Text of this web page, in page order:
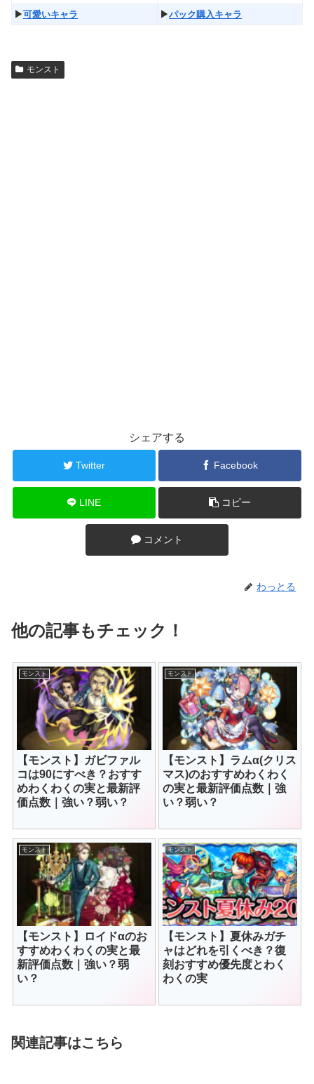
▶︎可愛いキャラ ▶︎パック購入キャラ
モンスト
シェアする
Twitter Facebook
LINE コピー
コメント
わっとる
他の記事もチェック！
モンスト
【モンスト】ガビファル
コは90にすべき？おすす
めわくわくの実と最新評
価点数｜強い？弱い？
モンスト
【モンスト】ラムα(クリス
マス)のおすすめわくわく
の実と最新評価点数｜強
い？弱い？
モンスト
【モンスト】ロイドαのお
すすめわくわくの実と最
新評価点数｜強い？弱
い？
モンスト
【モンスト】夏休みガチ
ャはどれを引くべき？復
刻おすすめ優先度とわく
わくの実
関連記事はこちら